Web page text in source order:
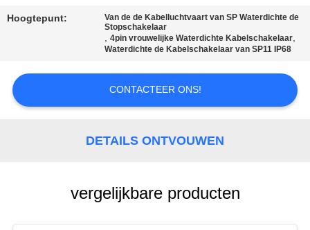
Hoogtepunt:
Van de de Kabelluchtvaart van SP Waterdichte de
Stopschakelaar
,4pin vrouwelijke Waterdichte Kabelschakelaar,
Waterdichte de Kabelschakelaar van SP11 IP68
CONTACTEER ONS!
DETAILS ONTVOUWEN
vergelijkbare producten